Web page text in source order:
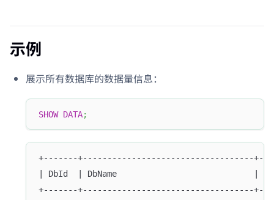
示例
展示所有数据库的数据量信息：
SHOW DATA;
+-------+-----------------------------------
| DbId  | DbName                            | Size
+-------+-----------------------------------